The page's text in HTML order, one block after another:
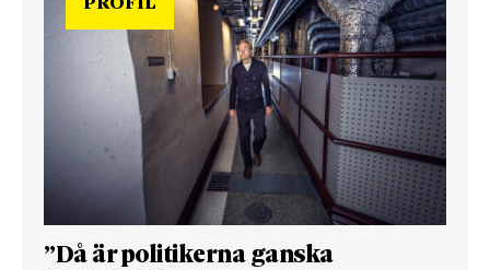
”Då är politikerna ganska